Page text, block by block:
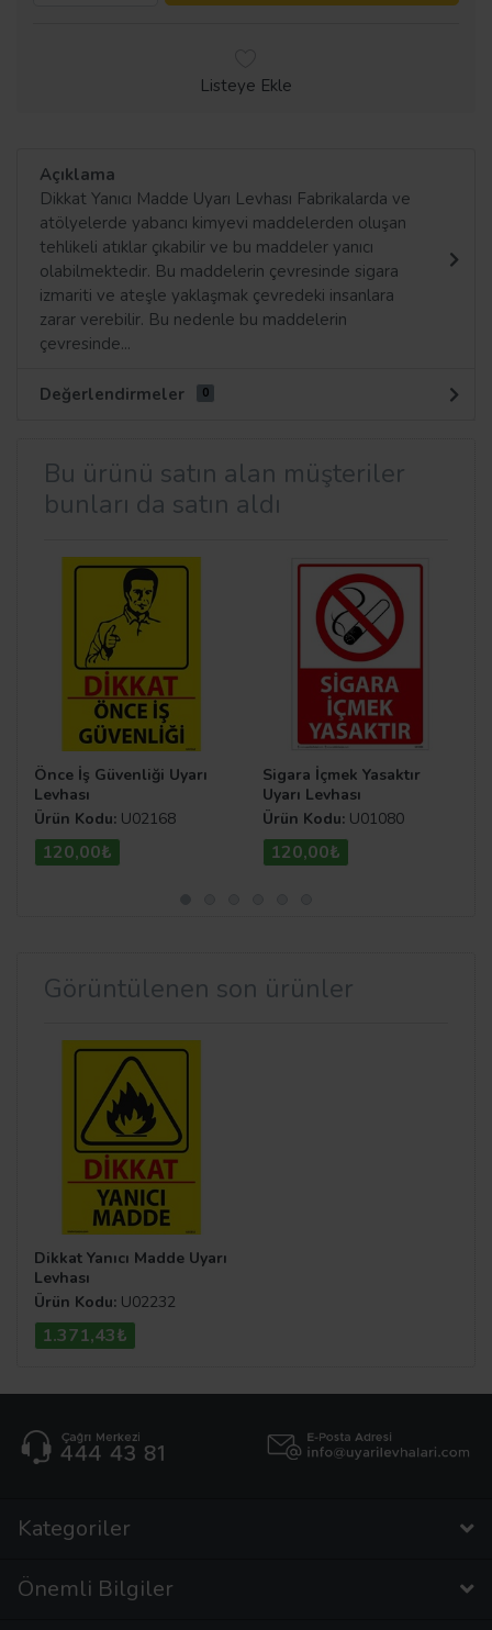
Listeye Ekle
Açıklama
Dikkat Yanıcı Madde Uyarı Levhası Fabrikalarda ve
atölyelerde yabancı kimyevi maddelerden oluşan
tehlikeli atıklar çıkabilir ve bu maddeler yanıcı
olabilmektedir. Bu maddelerin çevresinde sigara
izmariti ve ateşle yaklaşmak çevredeki insanlara
zarar verebilir. Bu nedenle bu maddelerin
çevresinde...
Değerlendirmeler 0
Bu ürünü satın alan müşteriler
bunları da satın aldı
Önce İş Güvenliği Uyarı
Levhası
Ürün Kodu: U02168
120,00₺
Sigara İçmek Yasaktır
Uyarı Levhası
Ürün Kodu: U01080
120,00₺
Görüntülenen son ürünler
Dikkat Yanıcı Madde Uyarı
Levhası
Ürün Kodu: U02232
1.371,43₺
Kategoriler
Önemli Bilgiler